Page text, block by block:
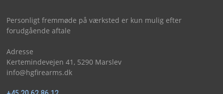
Personligt fremmøde på værksted er kun mulig efter
forudgående aftale
Adresse
Kertemindevejen 41, 5290 Marslev
info@hgfirearms.dk